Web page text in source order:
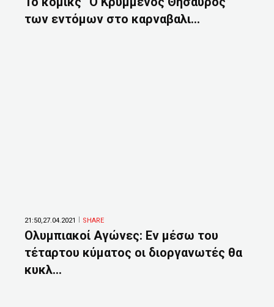
των εντόμων στο καρναβαλι...
21:50,27.04.2021 SHARE
Ολυμπιακοί Αγώνες: Εν μέσω του
τέταρτου κύματος οι διοργανωτές θα
κυκλ...